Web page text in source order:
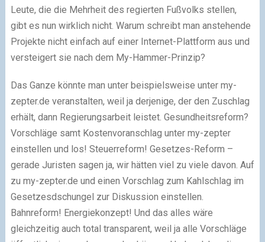
Leute, die die Mehrheit des regierten Fußvolks stellen,
gibt es nun wirklich nicht. Warum schreibt man anstehende
Projekte nicht einfach auf einer Internet-Plattform aus und
versteigert sie nach dem My-Hammer-Prinzip?
Das Ganze könnte man unter beispielsweise unter my-
zepter.de veranstalten, weil ja derjenige, der den Zuschlag
erhält, dann Regierungsarbeit leistet. Gesundheitsreform?
Vorschläge samt Kostenvoranschlag unter my-zepter
einstellen und los! Steuerreform! Gesetzes-Reform –
gerade Juristen sagen ja, wir hätten viel zu viele davon. Auf
zu my-zepter.de und einen Vorschlag zum Kahlschlag im
Gesetzesdschungel zur Diskussion einstellen.
Bahnreform! Energiekonzept! Und das alles wäre
gleichzeitig auch total transparent, weil ja alle Vorschläge